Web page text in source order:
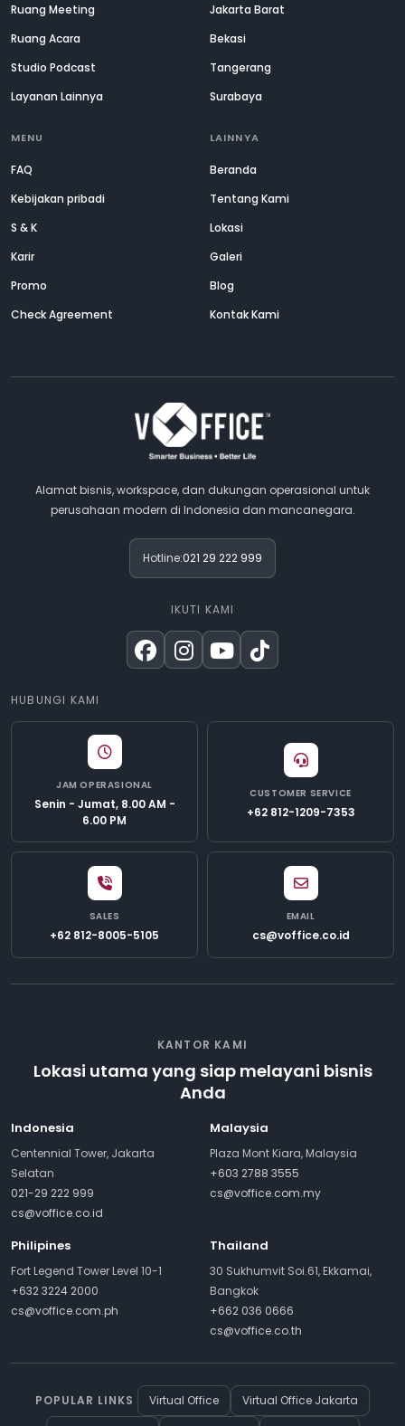
Alamat bisnis, workspace, dan dukungan operasional untuk
perusahaan modern di Indonesia dan mancanegara.
Hotline:021 29 222 999
IKUTI KAMI
HUBUNGI KAMI
JAM OPERASIONAL
Senin - Jumat, 8.00 AM -
6.00 PM
CUSTOMER SERVICE
+62 812-1209-7353
SALES
+62 812-8005-5105
EMAIL
cs@voffice.co.id
Ruang Meeting
Ruang Acara
Studio Podcast
Layanan Lainnya
Jakarta Barat
Bekasi
Tangerang
Surabaya
MENU
FAQ
Kebijakan pribadi
S & K
Karir
Promo
Check Agreement
LAINNYA
Beranda
Tentang Kami
Lokasi
Galeri
Blog
Kontak Kami
KANTOR KAMI
Lokasi utama yang siap melayani bisnis
Anda
Indonesia
Centennial Tower, Jakarta
Selatan
021-29 222 999
cs@voffice.co.id
Malaysia
Plaza Mont Kiara, Malaysia
+603 2788 3555
cs@voffice.com.my
Philipines
Fort Legend Tower Level 10-1
+632 3224 2000
cs@voffice.com.ph
Thailand
30 Sukhumvit Soi.61, Ekkamai,
Bangkok
+662 036 0666
cs@voffice.co.th
POPULAR LINKS Virtual Office
Virtual Office Jakarta